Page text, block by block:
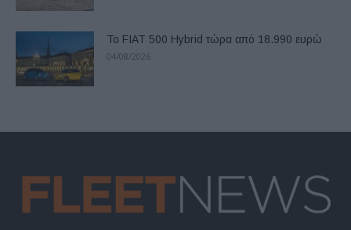
Το FIAT 500 Hybrid τώρα από 18.990 ευρώ
04/08/2026